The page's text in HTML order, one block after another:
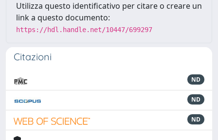
Utilizza questo identificativo per citare o creare un
link a questo documento:
https://hdl.handle.net/10447/699297
Citazioni
ND
ND
ND